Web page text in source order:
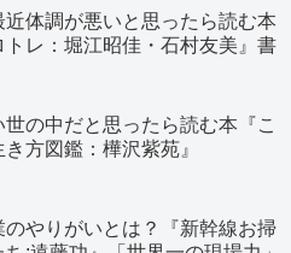
近体調が悪いと思ったら読む本
トレ：堀江昭佳・石村友美』書
の中だと思ったら読む本『こ
方図鑑：樺沢紫苑』
のやりがいとは？『新幹線お掃